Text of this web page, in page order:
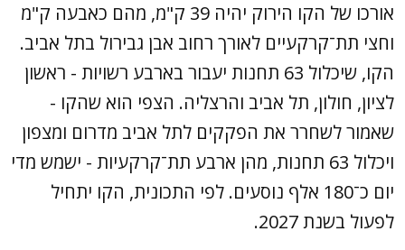
אורכו של הקו הירוק יהיה 39 ק"מ, מהם כאבעה ק"מ
וחצי תת־קרקעיים לאורך רחוב אבן גבירול בתל אביב.
הקו, שיכלול 63 תחנות יעבור בארבע רשויות - ראשון
לציון, חולון, תל אביב והרצליה. הצפי הוא שהקו -
שאמור לשחרר את הפקקים לתל אביב מדרום ומצפון
ויכלול 63 תחנות, מהן ארבע תת־קרקעיות - ישמש מדי
יום כ־180 אלף נוסעים. לפי התכונית, הקו יתחיל
לפעול בשנת 2027.